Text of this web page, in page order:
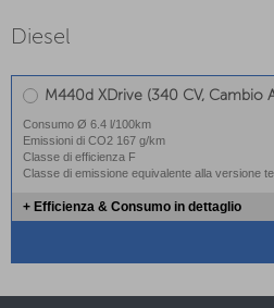
Diesel
M440d XDrive (340 CV, Cambio
Consumo Ø 6.4 l/100km
Emissioni di CO2 167 g/km
Classe di efficienza F
Classe di emissione equivalente alla versione
+ Efficienza & Consumo in dettaglio